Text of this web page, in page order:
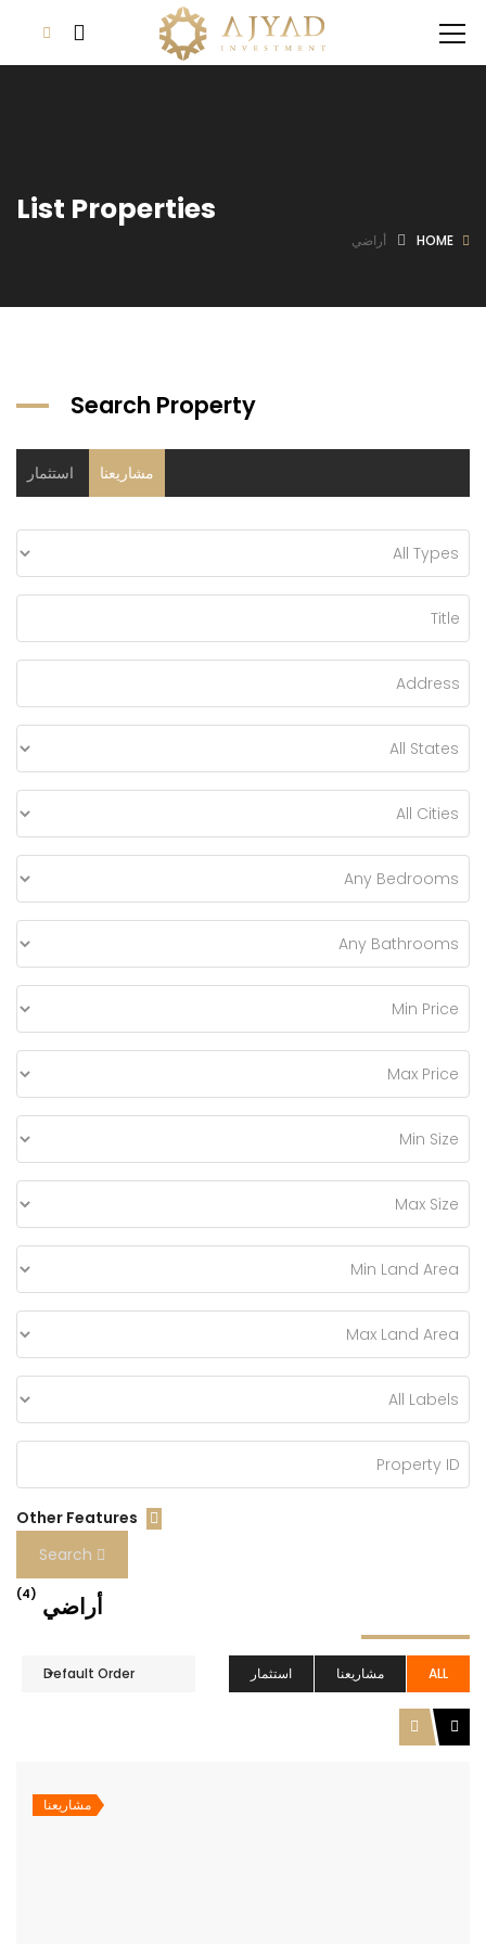
List Properties
HOME أراضي
Search Property
مشاريعنا استثمار
أراضي (4)
ALL مشاريعنا استثمار Default Order
مشاريعنا